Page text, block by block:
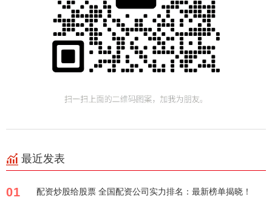
最近发表
01 配资炒股给股票 全国配资公司实力排名：最新榜单揭晓！